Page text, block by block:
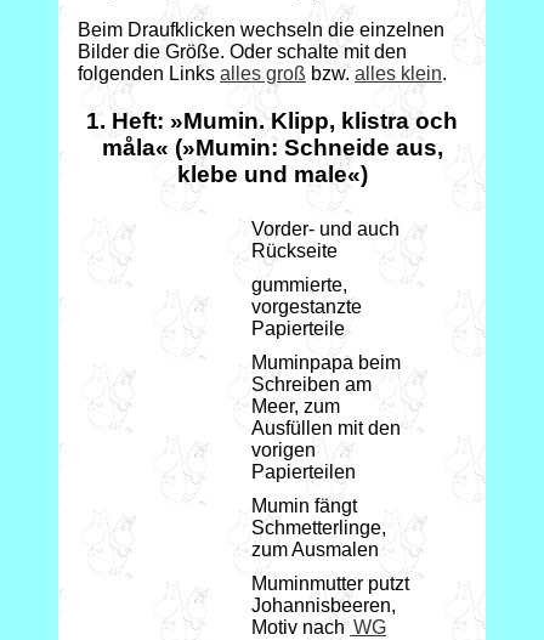
Beim Draufklicken wechseln die einzelnen
Bilder die Größe. Oder schalte mit den
folgenden Links alles groß bzw. alles klein.
1. Heft: »Mumin. Klipp, klistra och
måla« (»Mumin: Schneide aus,
klebe und male«)
Vorder- und auch
Rückseite
gummierte,
vorgestanzte
Papierteile
Muminpapa beim
Schreiben am
Meer, zum
Ausfüllen mit den
vorigen
Papierteilen
Mumin fängt
Schmetterlinge,
zum Ausmalen
Muminmutter putzt
Johannisbeeren,
Motiv nach WG